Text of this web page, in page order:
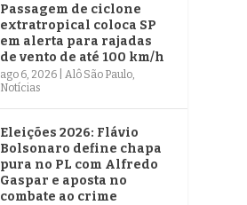
Passagem de ciclone
extratropical coloca SP
em alerta para rajadas
de vento de até 100 km/h
ago 6, 2026 |Alô São Paulo,
Notícias
Eleições 2026: Flávio
Bolsonaro define chapa
pura no PL com Alfredo
Gaspar e aposta no
combate ao crime